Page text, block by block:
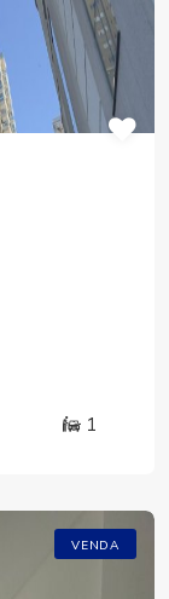
1
VENDA